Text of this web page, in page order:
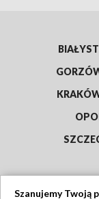
Szanujemy Twoją